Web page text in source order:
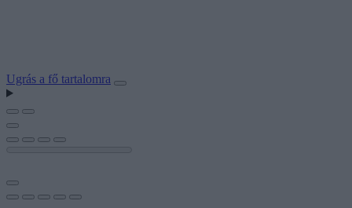
Ugrás a fő tartalomra